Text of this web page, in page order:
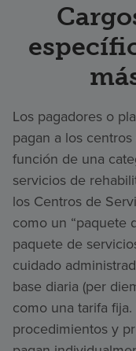
Los pagadores o
pagan a los
función de una
servicios de
los Centros de
como un “paquete
paquete de
cuidado
base diaria (per
como una tarifa
procedimientos y